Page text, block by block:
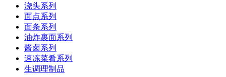
浇头系列
面点系列
面条系列
油炸裹面系列
酱卤系列
速冻菜肴系列
生调理制品